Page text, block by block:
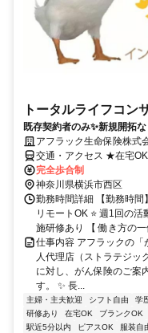
トータルライフコン
既存契約者のみ✨新規開拓
アフラック生命保険株式
交通・アクセス ★在宅
宿」への出社あり
完全歩合制
神奈川県横浜市西区
勤務時間詳細 【勤務時間
リモートOK ⭐ 週1回の
施研修あり 【 働き方の
仕事内容 アフラックの「
人代理店（ストラテジッ
に対し、がん保険のご案
す。 ✨ 長...
主婦・主夫歓迎 シフト自由 学
研修あり
在宅OK ブランクOK
駅近5分以内
ピアスOK 服装自